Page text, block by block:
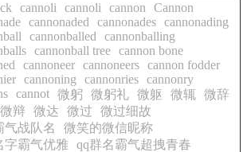
cannoli cannoli cannon
Cannon
cannonaded cannonades cannonading
cannonballed
cannonballing
cannonball tree cannon bone
cannoneer cannoneers cannon fodder
cannoning cannonries cannonry
cannot 微躬 微躬礼 微躯 微辄 微辞
微辩 微达 微过
微过细故
气战队名
微笑的微信昵称
字霸气优雅 qq群名霸气超拽青春